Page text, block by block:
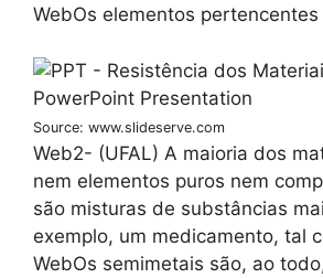
WebOs elementos
Source: www.slideserve.com
Web2- (UFAL) A maioria dos
nem elementos puros nem
são misturas de substâncias
exemplo, um medicamento, tal
WebOs semimetais são, ao